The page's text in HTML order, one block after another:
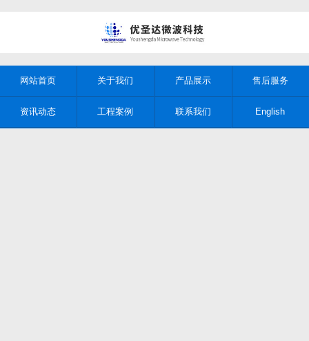
网站首页 关于我们 产品展示 售后服务
资讯动态 工程案例 联系我们 English